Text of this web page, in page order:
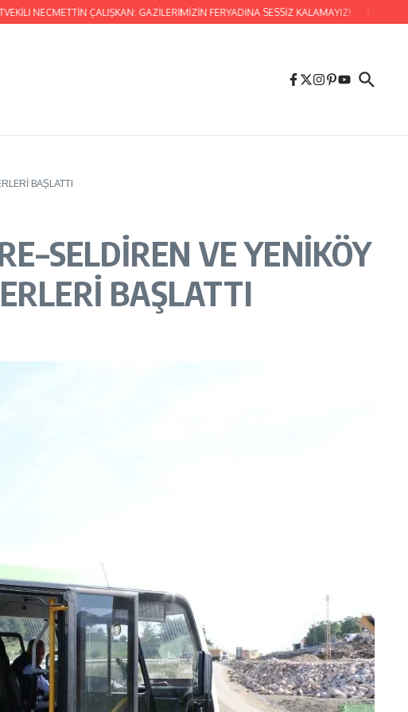
ÇALIŞKAN: GAZİLERİMİZİN FERYADINA SESSİZ KALAMAYIZ! HATAY
BAŞLATTI
VE YENİKÖY
BAŞLATTI